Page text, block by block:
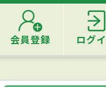
会員登録 ログ